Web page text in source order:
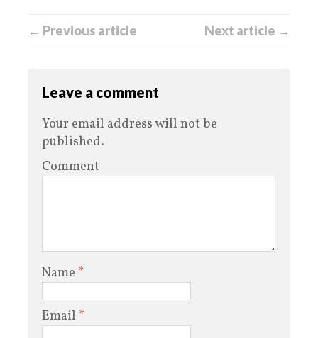
← Previous article Next article →
Leave a comment
Your email address will not be
published.
Comment
Name *
Email *